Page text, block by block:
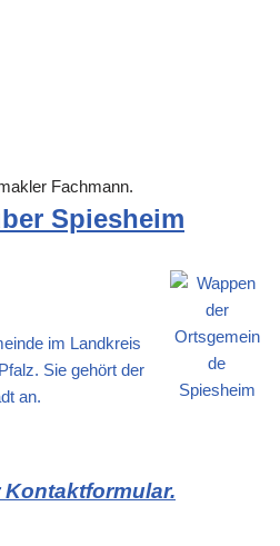
Fachmann.
Spiesheim
im Landkreis
Sie gehört der
an.